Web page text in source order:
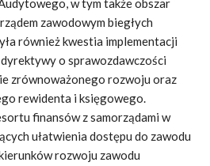
w tym także obszar
zawodowym biegłych
również kwestia implementacji
o sprawozdawczości
zrównoważonego rozwoju oraz
rewidenta i księgowego.
finansów z samorządami w
ułatwienia dostępu do zawodu
rozwoju zawodu